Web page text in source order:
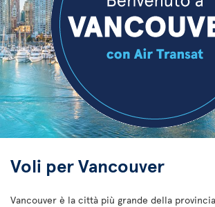
Voli per Vancouver
Vancouver è la città più grande della